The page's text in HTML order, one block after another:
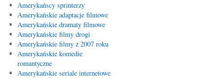
Amerykańscy sprinterzy
Amerykańskie adaptacje filmowe
Amerykańskie dramaty filmowe
Amerykańskie filmy drogi
Amerykańskie filmy z 2007 roku
Amerykańskie komedie
romantyczne
Amerykańskie seriale internetowe